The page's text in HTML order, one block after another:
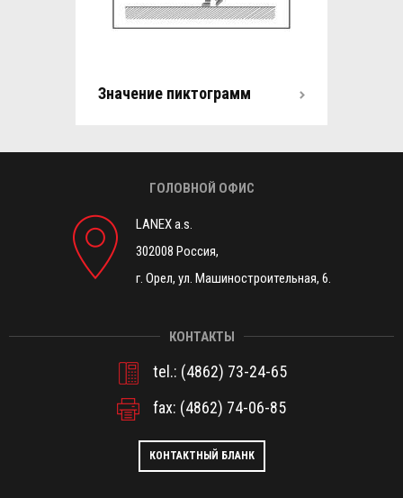
Значение пиктограмм
ГОЛОВНОЙ ОФИС
LANEX a.s.
302008 Россия,
г. Орел, ул. Машиностроительная, 6.
КОНТАКТЫ
tel.: (4862) 73-24-65
fax: (4862) 74-06-85
КОНТАКТНЫЙ БЛАНК